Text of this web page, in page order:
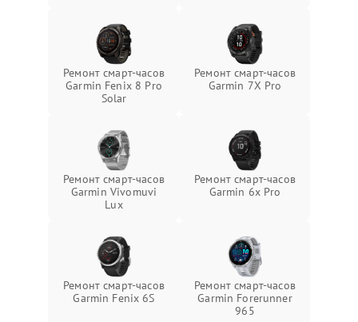
Ремонт смарт-часов
Garmin Fenix 8 Pro
Solar
Ремонт смарт-часов
Garmin 7X Pro
Ремонт смарт-часов
Garmin Vivomuvi
Lux
Ремонт смарт-часов
Garmin 6x Pro
Ремонт смарт-часов
Garmin Fenix 6S
Ремонт смарт-часов
Garmin Forerunner
965